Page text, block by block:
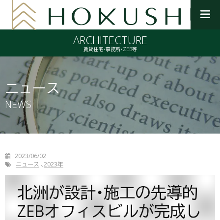
を
開
く
ARCHITECTURE
賃貸住宅・事務所・ZEB等
ニュース
NEWS
2023/06/02
ニュース 2023年
北洲が設計・施工の先導的
ZEBオフィスビルが完成し